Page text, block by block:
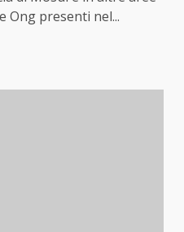
Ong presenti nel...